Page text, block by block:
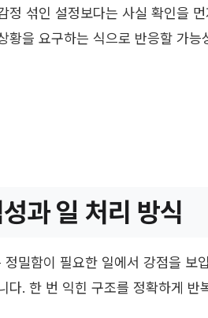
정 섞인 설정보다는 사실 확인을
황을 요구하는 식으로 반응할 가
과 일 처리 방식
정밀함이 필요한 일에서 강점을
다. 한 번 익힌 구조를 정확하게 반